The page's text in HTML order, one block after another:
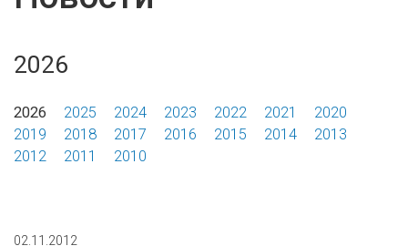
2026
2026 2025 2024 2023 2022 2021
2020
2019
2018 2017 2016 2015 2014
2013
2012
2011 2010
02.11.2012